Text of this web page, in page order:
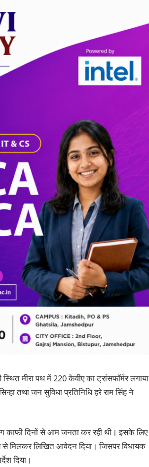
मीरा पथ में 220 केवीए का ट्रांसफाॅर्मर लगाया
तथा जन सुविधा प्रतिनिधि हरे राम सिंह ने
काफी दिनों से आम जनता कर रही थी। इसके लिए
से मिलकर लिखित आवेदन दिया। जिसपर विधायक
दिया।